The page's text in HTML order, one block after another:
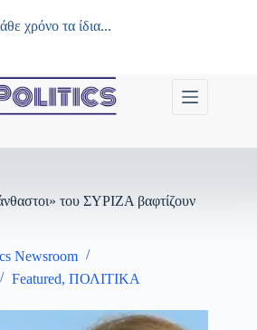
χρόνο τα ίδια...
του ΣΥΡΙΖΑ βαφτίζουν
Newsroom
Featured, ΠΟΛΙΤΙΚΑ